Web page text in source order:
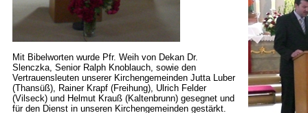
Mit Bibelworten wurde Pfr. Weih von Dekan Dr.
Slenczka, Senior Ralph Knoblauch, sowie den
Vertrauensleuten unserer Kirchengemeinden Jutta Luber
(Thansüß), Rainer Krapf(Freihung), Ulrich Felder
(Vilseck) und Helmut Krauß (Kaltenbrunn) gesegnet und
für den Dienst in unseren Kirchengemeinden gestärkt.